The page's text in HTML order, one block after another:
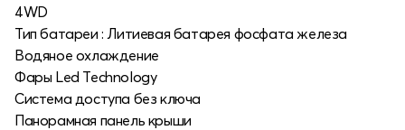
4WD
Тип батареи : Литиевая батарея фосфата железа
Водяное охлаждение
Фары Led Technology
Система доступа без ключа
Панорамная панель крыши